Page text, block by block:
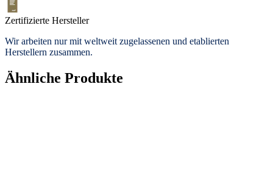
Zertifizierte Hersteller
Wir arbeiten nur mit weltweit zugelassenen und etablierten
Herstellern zusammen.
Ähnliche Produkte